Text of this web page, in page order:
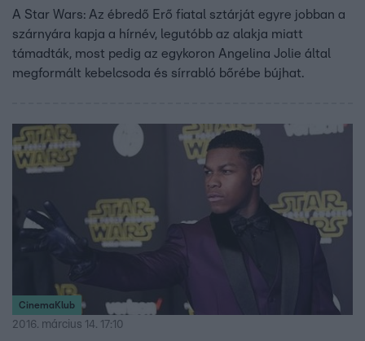
A Star Wars: Az ébredő Erő fiatal sztárját egyre jobban a
szárnyára kapja a hírnév, legutóbb az alakja miatt
támadták, most pedig az egykoron Angelina Jolie által
megformált kebelcsoda és sírrabló bőrébe bújhat.
CinemaKlub
2016. március 14. 17:10